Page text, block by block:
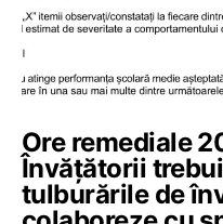
Ore remediale
Învățătorii
tulburările de